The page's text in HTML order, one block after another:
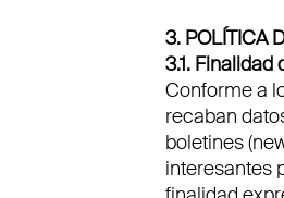
3. POLÍTICA
3.1.
Conforme a
recaban
boletines
interesantes